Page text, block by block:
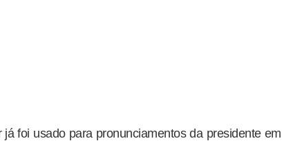
foi usado para pronunciamentos da presidente em